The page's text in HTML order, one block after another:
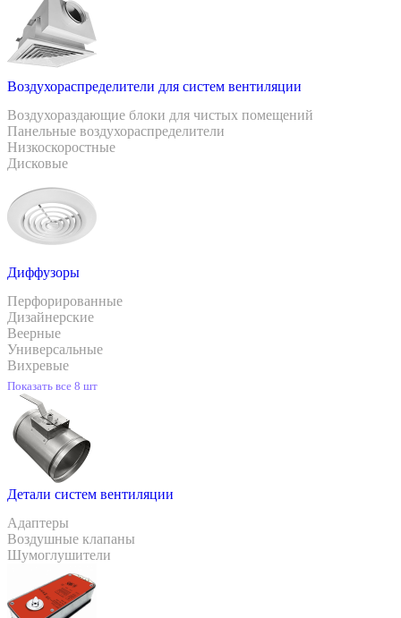
Воздухораспределители для систем вентиляции
Воздухораздающие блоки для чистых помещений
Панельные воздухораспределители
Низкоскоростные
Дисковые
Диффузоры
Перфорированные
Дизайнерские
Веерные
Универсальные
Вихревые
Показать все 8 шт
Детали систем вентиляции
Адаптеры
Воздушные клапаны
Шумоглушители